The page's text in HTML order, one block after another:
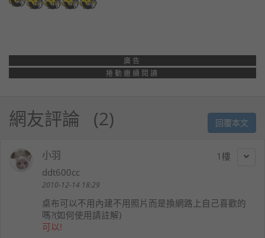
廣告
捲動繼續閱讀
網友評論 2 回覆本文
1
小羽
ddt600cc
2010-12-14 18:29
桌布可以不用內建不用照片而是換網路上自己喜歡的
嗎?(如何使用請註解)
可以!